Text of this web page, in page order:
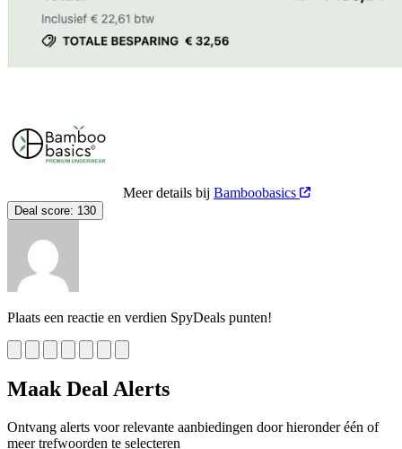
Meer details bij Bamboobasics
Deal score: 130
Plaats een reactie en verdien SpyDeals punten!
Maak Deal Alerts
Ontvang alerts voor relevante aanbiedingen door hieronder één of
meer trefwoorden te selecteren